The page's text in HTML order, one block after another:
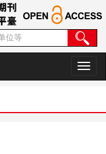
切
换